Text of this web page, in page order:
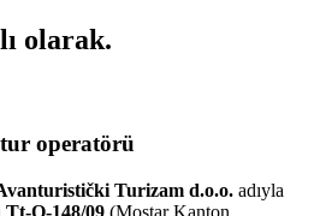
olarak.
operatörü
Turizam d.o.o. adıyla
Tt-O-148/09 (Mostar Kanton